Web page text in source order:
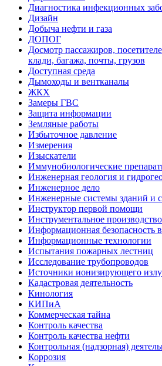
Диагностика инфекционных
Дизайн
Добыча нефти и газа
ДОПОГ
Досмотр пассажиров,
клади, багажа, почты, грузов
Доступная среда
Дымоходы и вентканалы
ЖКХ
Замеры ГВС
Защита информации
Земляные работы
Избыточное давление
Измерения
Изыскатели
Иммунобиологические
Инженерная геология и
Инженерное дело
Инженерные системы зданий и
Инструктор первой помощи
Инструментальное производство
Информационная безопасность
Информационные технологии
Испытания пожарных лестниц
Исследование трубопроводов
Источники ионизирующего
Кадастровая деятельность
Кинология
КИПиА
Коммерческая тайна
Контроль качества
Контроль качества нефти
Контрольная (надзорная)
Коррозия